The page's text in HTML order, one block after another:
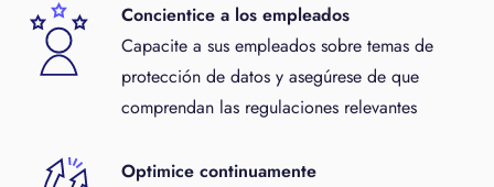
Concientice a los empleados
Capacite a sus empleados sobre temas de
protección de datos y asegúrese de que
comprendan las regulaciones relevantes
Optimice continuamente